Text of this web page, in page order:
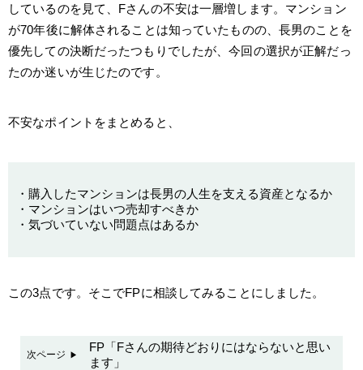
しているのを見て、Fさんの不安は一層増します。マンション
が70年後に解体されることは知っていたものの、長男のことを
優先しての決断だったつもりでしたが、今回の選択が正解だっ
たのか迷いが生じたのです。
不安なポイントをまとめると、
・購入したマンションは長男の人生を支える資産となるか
・マンションはいつ売却すべきか
・気づいていない問題点はあるか
この3点です。そこでFPに相談してみることにしました。
次ページ
FP「Fさんの期待どおりにはならないと思い
ます」